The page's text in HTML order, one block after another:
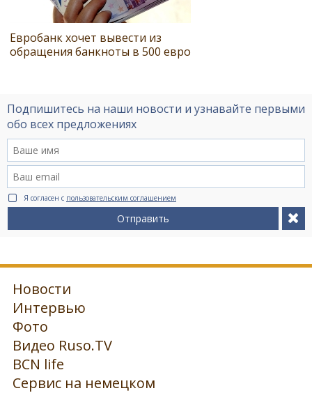
Евробанк хочет вывести из
обращения банкноты в 500 евро
Подпишитесь на наши новости и узнавайте первыми
обо всех предложениях
Я согласен с пользовательским соглашением
Отправить
Новости
Интервью
Фото
Видео Ruso.TV
BCN life
Сервис на немецком